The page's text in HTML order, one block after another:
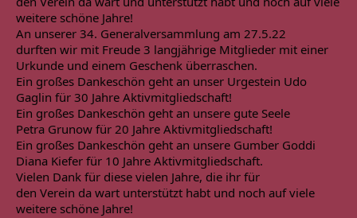
weitere schöne Jahre!
An unserer 34. Generalversammlung am 27.5.22
durften wir mit Freude 3 langjährige Mitglieder mit einer
Urkunde und einem Geschenk überraschen.
Ein großes Dankeschön geht an unser Urgestein Udo
Gaglin für 30 Jahre Aktivmitgliedschaft!
Ein großes Dankeschön geht an unsere gute Seele
Petra Grunow für 20 Jahre Aktivmitgliedschaft!
Ein großes Dankeschön geht an unsere Gumber Goddi
Diana Kiefer für 10 Jahre Aktivmitgliedschaft.
Vielen Dank für diese vielen Jahre, die ihr für
den Verein da wart unterstützt habt und noch auf viele
weitere schöne Jahre!